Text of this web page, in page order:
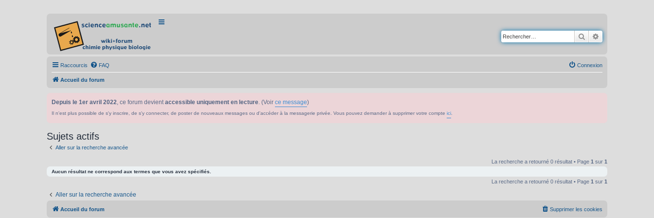
Rechercher
Raccourcis FAQ Connexion
Accueil du forum
Depuis le 1er avril 2022, ce forum devientaccessible uniquement en lecture. (Voir ce message)
Il n'est plus possible de s'y inscrire, de s'y connecter, de poster de nouveaux messages ou d'accéder à la messagerie privée. Vous pouvez demander à supprimer votre compte ici
Sujets actifs
Aller sur la recherche avancée
La recherche a retourné 0 résultat • Page 1 sur 1
Aucun résultat ne correspond aux termes que vous avez spécifiés.
La recherche a retourné 0 résultat • Page 1 sur 1
Aller sur la recherche avancée
Accueil du forum Supprimer les cookies